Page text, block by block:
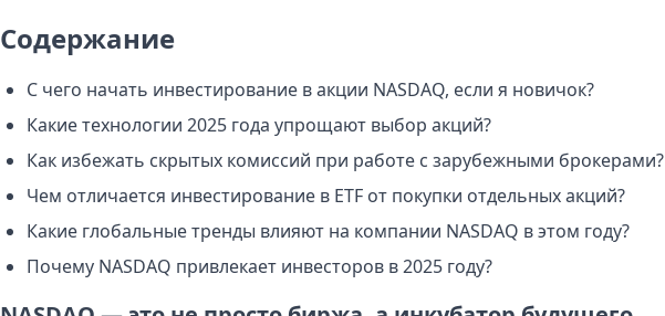
Содержание
С чего начать инвестирование в акции NASDAQ, если я новичок?
Какие технологии 2025 года упрощают выбор акций?
Как избежать скрытых комиссий при работе с зарубежными брокерами?
Чем отличается инвестирование в ETF от покупки отдельных акций?
Какие глобальные тренды влияют на компании NASDAQ в этом году?
Почему NASDAQ привлекает инвесторов в 2025 году?